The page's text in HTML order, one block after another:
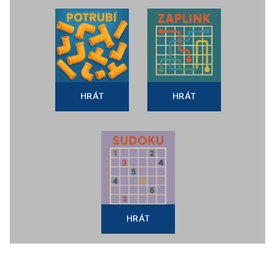
HRÁT HRÁT
HRÁT